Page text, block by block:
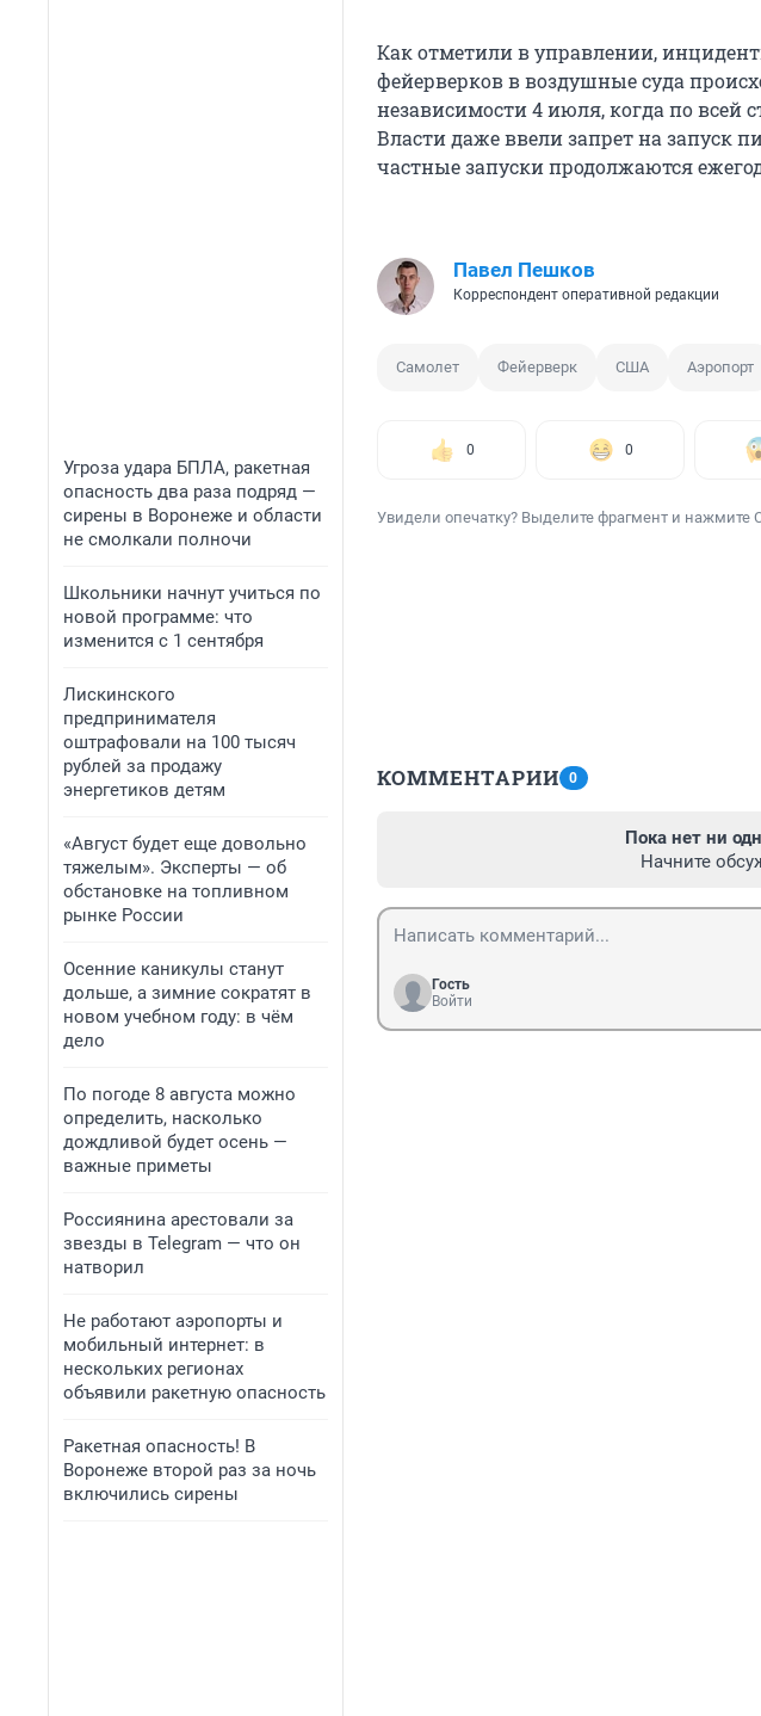
Угроза удара БПЛА, ракетная
опасность два раза подряд —
сирены в Воронеже и области
не смолкали полночи
Школьники начнут учиться по
новой программе: что
изменится с 1 сентября
Лискинского
предпринимателя
оштрафовали на 100 тысяч
рублей за продажу
энергетиков детям
«Август будет еще довольно
тяжелым». Эксперты — об
обстановке на топливном
рынке России
Осенние каникулы станут
дольше, а зимние сократят в
новом учебном году: в чём
дело
По погоде 8 августа можно
определить, насколько
дождливой будет осень —
важные приметы
Россиянина арестовали за
звезды в Telegram — что он
натворил
Не работают аэропорты и
мобильный интернет: в
нескольких регионах
объявили ракетную опасность
Ракетная опасность! В
Воронеже второй раз за ночь
включились сирены
Как отметили в управлении,
фейерверков в воздушные суда
независимости 4 июля, когда по всей
Власти даже ввели запрет на запуск
частные запуски продолжаются
Павел Пешков
Корреспондент оперативной редакции
Самолет Фейерверк США Аэропорт
0 0
Увидели опечатку? Выделите фрагмент и нажмите
КОММЕНТАРИИ 0
Пока нет ни
Начните
Гость
Войти